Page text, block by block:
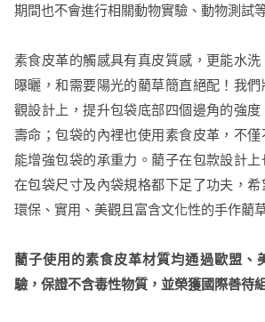
期間也不會進行相關動物實驗、動物測試
素食皮革的觸感具有真皮質感，更能水
曝曬，和需要陽光的藺草簡直絕配！我
觀設計上，提升包袋底部四個邊角的強度
壽命；包袋的內裡也使用素食皮革，不
能增強包袋的承重力。藺子在包款設計
在包袋尺寸及內袋規格都下足了功夫，
環保、實用、美觀且富含文化性的手作藺
藺子使用的素食皮革材質均通過歐盟、
驗，保證不含毒性物質，並榮獲國際善待